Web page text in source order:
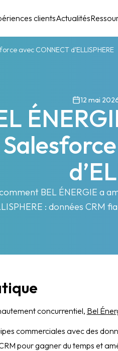
clientsActualités
avec CONNECT d’ELLISPHERE
12 mai
BEL ÉNERGIE a
: données CRM
concurrentiel, Bel
commerciales avec des
pour gagner du temps et